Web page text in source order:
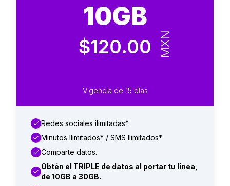
10GB
$120.00 MXN
Vigencia de 15 días
Redes sociales ilimitadas*
Minutos Ilimitados* / SMS Ilimitados*
Comparte datos.
Obtén el TRIPLE de datos al portar tu línea,
de 10GB a 30GB.